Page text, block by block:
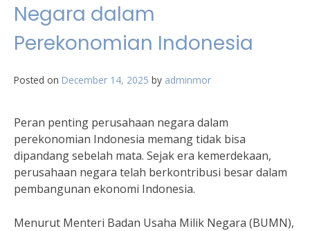
Negara dalam
Perekonomian Indonesia
Posted on December 14, 2025 by adminmor
Peran penting perusahaan negara dalam
perekonomian Indonesia memang tidak bisa
dipandang sebelah mata. Sejak era kemerdekaan,
perusahaan negara telah berkontribusi besar dalam
pembangunan ekonomi Indonesia.
Menurut Menteri Badan Usaha Milik Negara (BUMN),